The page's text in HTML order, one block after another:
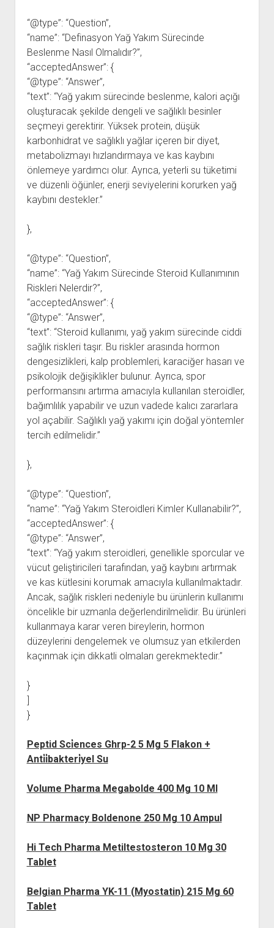
“@type”: “Question”,
“name”: “Definasyon Yağ Yakım Sürecinde
Beslenme Nasıl Olmalıdır?”,
“acceptedAnswer”: {
“@type”: “Answer”,
“text”: “Yağ yakım sürecinde beslenme, kalori açığı
oluşturacak şekilde dengeli ve sağlıklı besinler
seçmeyi gerektirir. Yüksek protein, düşük
karbonhidrat ve sağlıklı yağlar içeren bir diyet,
metabolizmayı hızlandırmaya ve kas kaybını
önlemeye yardımcı olur. Ayrıca, yeterli su tüketimi
ve düzenli öğünler, enerji seviyelerini korurken yağ
kaybını destekler.”
},
“@type”: “Question”,
“name”: “Yağ Yakım Sürecinde Steroid Kullanımının
Riskleri Nelerdir?”,
“acceptedAnswer”: {
“@type”: “Answer”,
“text”: “Steroid kullanımı, yağ yakım sürecinde ciddi
sağlık riskleri taşır. Bu riskler arasında hormon
dengesizlikleri, kalp problemleri, karaciğer hasarı ve
psikolojik değişiklikler bulunur. Ayrıca, spor
performansını artırma amacıyla kullanılan steroidler,
bağımlılık yapabilir ve uzun vadede kalıcı zararlara
yol açabilir. Sağlıklı yağ yakımı için doğal yöntemler
tercih edilmelidir.”
},
“@type”: “Question”,
“name”: “Yağ Yakım Steroidleri Kimler Kullanabilir?”,
“acceptedAnswer”: {
“@type”: “Answer”,
“text”: “Yağ yakım steroidleri, genellikle sporcular ve
vücut geliştiricileri tarafından, yağ kaybını artırmak
ve kas kütlesini korumak amacıyla kullanılmaktadır.
Ancak, sağlık riskleri nedeniyle bu ürünlerin kullanımı
öncelikle bir uzmanla değerlendirilmelidir. Bu ürünleri
kullanmaya karar veren bireylerin, hormon
düzeylerini dengelemek ve olumsuz yan etkilerden
kaçınmak için dikkatli olmaları gerekmektedir.”
}
]
}
Peptid Sci̇ences Ghrp-2 5 Mg 5 Flakon +
Anti̇i̇bakteri̇yel Su
Volume Pharma Megabolde 400 Mg 10 Ml
NP Pharmacy Boldenone 250 Mg 10 Ampul
Hi Tech Pharma Metiltestosteron 10 Mg 30
Tablet
Belgian Pharma YK-11 (Myostatin) 215 Mg 60
Tablet